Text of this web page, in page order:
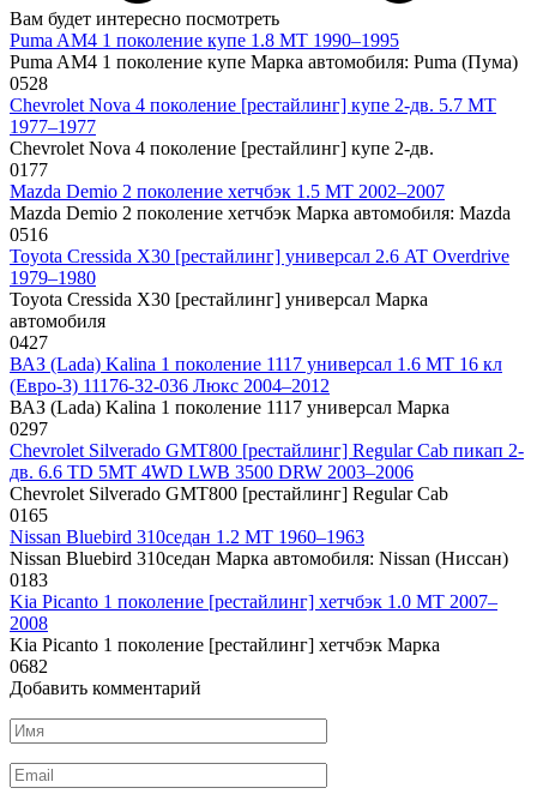
Вам будет интересно посмотреть
Puma AM4 1 поколение купе 1.8 MT 1990–1995
Puma AM4 1 поколение купе Марка автомобиля: Puma (Пума)
0528
Chevrolet Nova 4 поколение [рестайлинг] купе 2-дв. 5.7 MT
1977–1977
Chevrolet Nova 4 поколение [рестайлинг] купе 2-дв.
0177
Mazda Demio 2 поколение хетчбэк 1.5 MT 2002–2007
Mazda Demio 2 поколение хетчбэк Марка автомобиля: Mazda
0516
Toyota Cressida X30 [рестайлинг] универсал 2.6 AT Overdrive
1979–1980
Toyota Cressida X30 [рестайлинг] универсал Марка
автомобиля
0427
ВАЗ (Lada) Kalina 1 поколение 1117 универсал 1.6 MT 16 кл
(Евро-3) 11176-32-036 Люкс 2004–2012
ВАЗ (Lada) Kalina 1 поколение 1117 универсал Марка
0297
Chevrolet Silverado GMT800 [рестайлинг] Regular Cab пикап 2-
дв. 6.6 TD 5MT 4WD LWB 3500 DRW 2003–2006
Chevrolet Silverado GMT800 [рестайлинг] Regular Cab
0165
Nissan Bluebird 310седан 1.2 MT 1960–1963
Nissan Bluebird 310седан Марка автомобиля: Nissan (Ниссан)
0183
Kia Picanto 1 поколение [рестайлинг] хетчбэк 1.0 MT 2007–
2008
Kia Picanto 1 поколение [рестайлинг] хетчбэк Марка
0682
Добавить комментарий
Имя
*
Email
*